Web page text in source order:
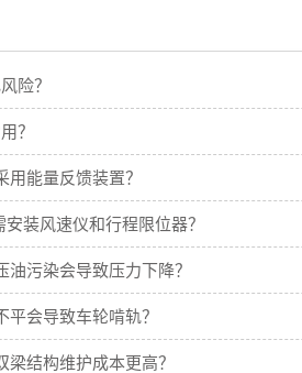
险？
？
能量反馈装置？
装风速仪和行程限位器？
污染会导致压力下降？
会导致车轮啃轨？
结构维护成本更高？